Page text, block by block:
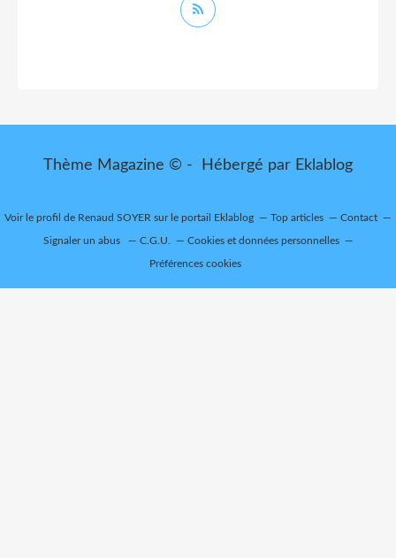
Thème Magazine © - Hébergé par Eklablog
Voir le profil de Renaud SOYER sur le portail Eklablog Top articles Contact
Signaler un abus C.G.U. Cookies et données personnelles
Préférences cookies